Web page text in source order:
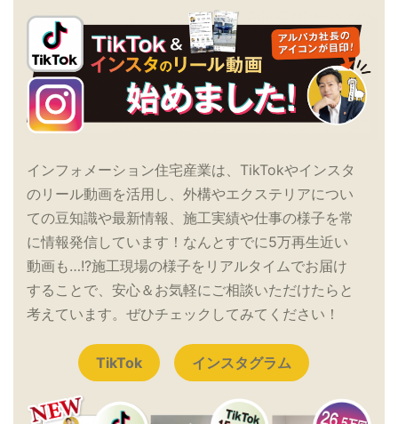
インフォメーション住宅産業は、TikTokやインスタ
のリール動画を活用し、外構やエクステリアについ
ての豆知識や最新情報、施工実績や仕事の様子を常
に情報発信しています！なんとすでに5万再生近い
動画も…!?施工現場の様子をリアルタイムでお届け
することで、安心＆お気軽にご相談いただけたらと
考えています。ぜひチェックしてみてください！
TikTok インスタグラム